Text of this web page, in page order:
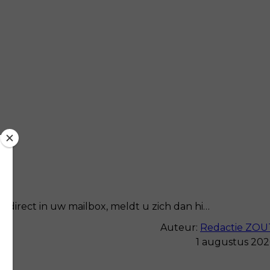
direct in uw mailbox, meldt u zich dan hi…
Auteur: Redactie
1 augustus